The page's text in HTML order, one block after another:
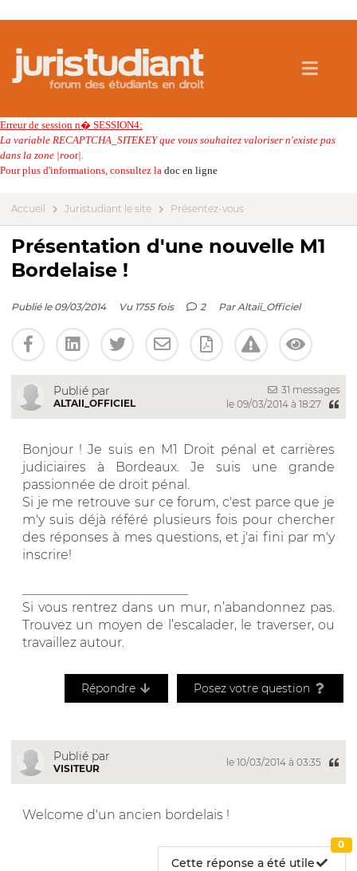
Erreur de session n� SESSION4:
La variable RECAPTCHA_SITEKEY que vous souhaitez valoriser n'existe pas
dans la zone |root|.
Pour plus d'informations, consultez la doc en ligne
Accueil Juristudiant le site Présentez-vous
Présentation d'une nouvelle M1
Bordelaise !
Publié le 09/03/2014 Vu 1755 fois 2 Par Altaii_Officiel
Publié par
ALTAII_OFFICIEL
31 messages
le 09/03/2014 à 18:27
Bonjour ! Je suis en M1 Droit pénal et carrières
judiciaires à Bordeaux. Je suis une grande
passionnée de droit pénal.
Si je me retrouve sur ce forum, c'est parce que je
m'y suis déjà référé plusieurs fois pour chercher
des réponses à mes questions, et j'ai fini par m'y
inscrire!
Si vous rentrez dans un mur, n’abandonnez pas.
Trouvez un moyen de l’escalader, le traverser, ou
travaillez autour.
Répondre Posez votre question
Publié par
VISITEUR
le 10/03/2014 à 03:35
Welcome d'un ancien bordelais !
Cette réponse a été utile
0